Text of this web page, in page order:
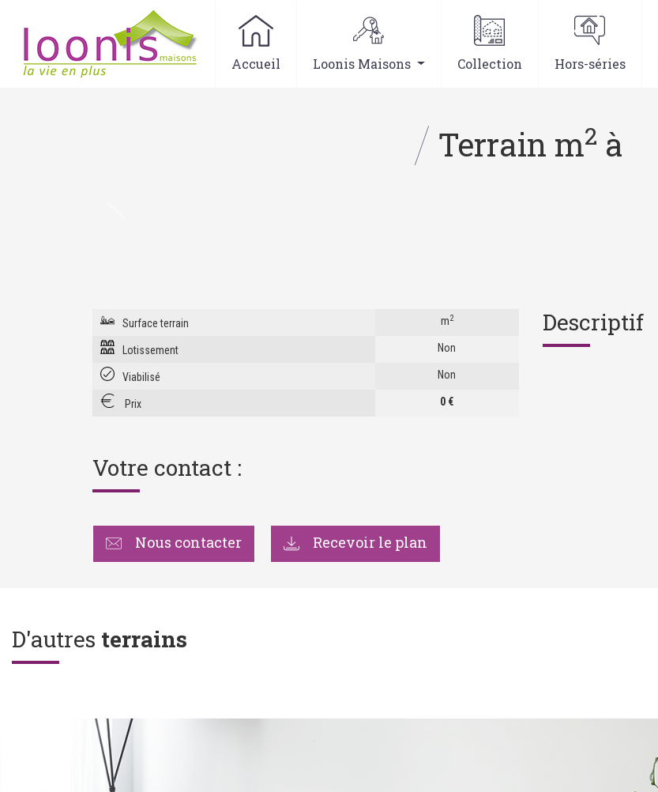
Accueil Loonis Maisons Collection Hors-séries
Terrain m2 à
Surface terrain m2
Lotissement Non
Viabilisé Non
Prix 0 €
Descriptif
Votre contact :
Nous contacter Recevoir le plan
D'autres terrains